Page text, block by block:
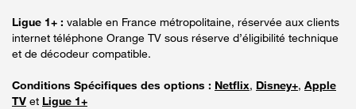
Ligue 1+ : valable en France métropolitaine, réservée aux clients
internet téléphone Orange TV sous réserve d’éligibilité technique
et de décodeur compatible.
Conditions Spécifiques des options : Netflix, Disney+, Apple
TV et Ligue 1+